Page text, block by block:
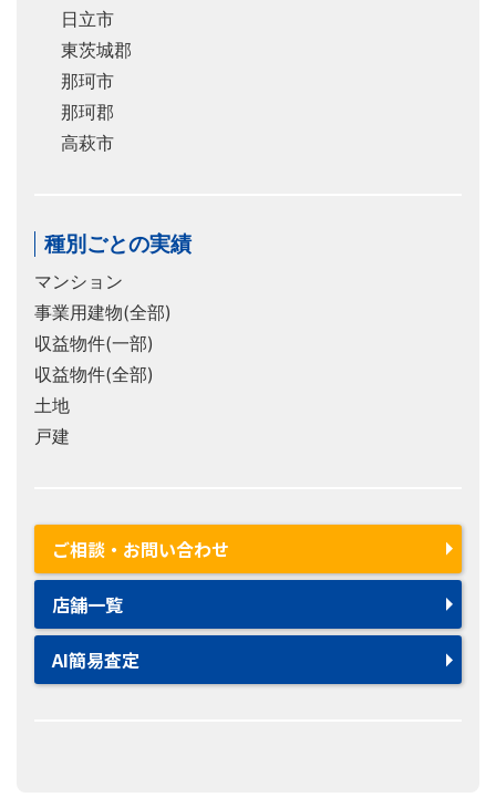
日立市
東茨城郡
那珂市
那珂郡
高萩市
種別ごとの実績
マンション
事業用建物(全部)
収益物件(一部)
収益物件(全部)
土地
戸建
ご相談・お問い合わせ
店舗一覧
AI簡易査定